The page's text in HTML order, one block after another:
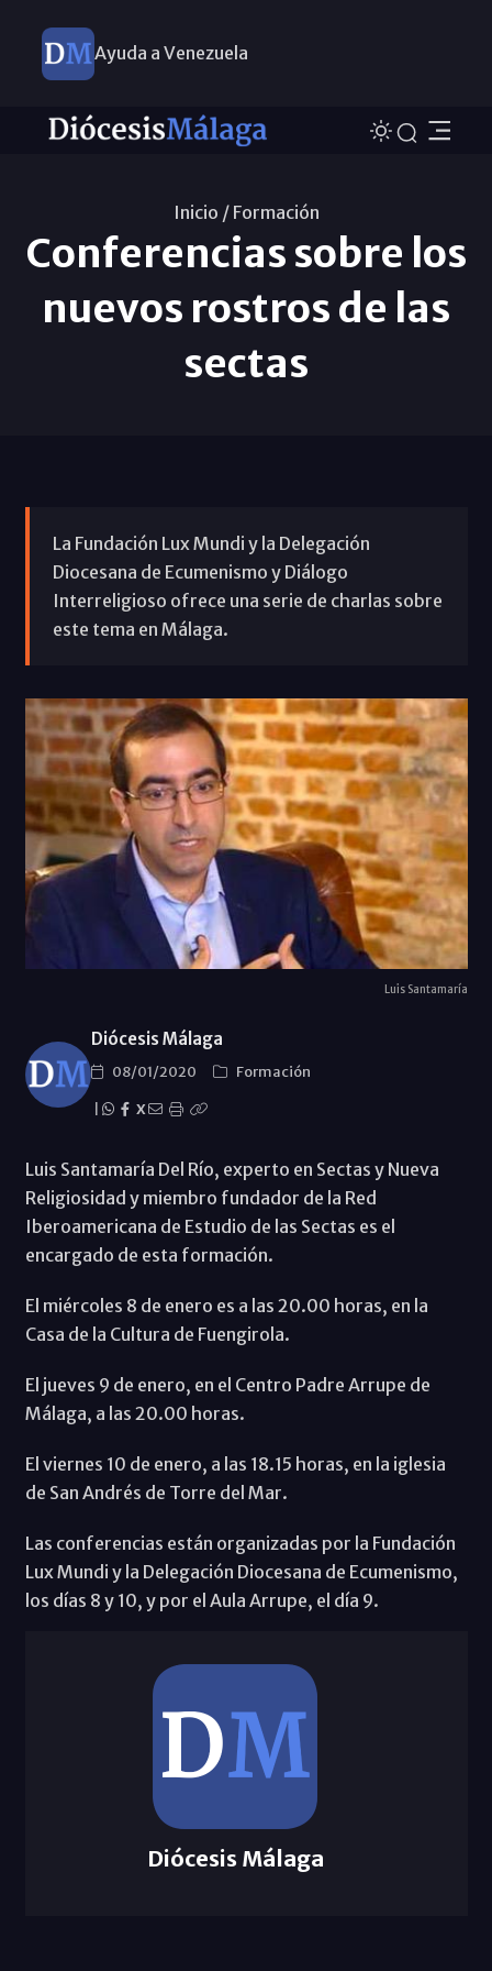
Ayuda a Venezuela
Inicio / Formación
Conferencias sobre los
nuevos rostros de las
sectas
La Fundación Lux Mundi y la Delegación
Diocesana de Ecumenismo y Diálogo
Interreligioso ofrece una serie de charlas sobre
este tema en Málaga.
Luis Santamaría
Diócesis Málaga
08/01/2020
Formación
X
Luis Santamaría Del Río, experto en Sectas y Nueva
Religiosidad y miembro fundador de la Red
Iberoamericana de Estudio de las Sectas es el
encargado de esta formación.
El miércoles 8 de enero es a las 20.00 horas, en la
Casa de la Cultura de Fuengirola.
El jueves 9 de enero, en el Centro Padre Arrupe de
Málaga, a las 20.00 horas.
El viernes 10 de enero, a las 18.15 horas, en la iglesia
de San Andrés de Torre del Mar.
Las conferencias están organizadas por la Fundación
Lux Mundi y la Delegación Diocesana de Ecumenismo,
los días 8 y 10, y por el Aula Arrupe, el día 9.
Diócesis Málaga